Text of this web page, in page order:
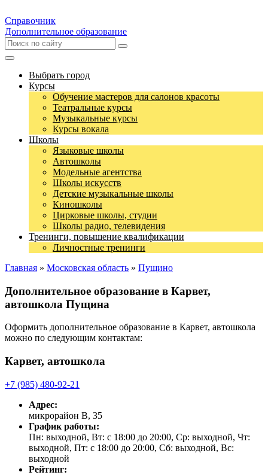
Справочник
Дополнительное образование
Выбрать город
Курсы
Обучение мастеров для салонов красоты
Театральные курсы
Музыкальные курсы
Курсы вокала
Школы
Языковые школы
Автошколы
Модельные агентства
Школы искусств
Детские музыкальные школы
Киношколы
Цирковые школы, студии
Школы радио, телевидения
Тренинги, повышение квалификации
Личностные тренинги
Главная » Московская область » Пущино
Дополнительное образование в Карвет,
автошкола Пущина
Оформить дополнительное образование в Карвет, автошкола
можно по следующим контактам:
Карвет, автошкола
+7 (985) 480-92-21
Адрес:
микрорайон В, 35
График работы:
Пн: выходной, Вт: с 18:00 до 20:00, Ср: выходной, Чт:
выходной, Пт: с 18:00 до 20:00, Сб: выходной, Вс:
выходной
Рейтинг: